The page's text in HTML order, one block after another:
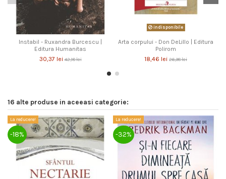
Instabil - Ruxandra Burcescu |
Editura Humanitas
30,37 lei42,18 lei
indisponibile
Arta corpului - Don DeLillo | Editura
Polirom
18,46 lei 26,38 lei
16 alte produse in aceeasi categorie:
La reducere!
-18%
La reducere!
-32%